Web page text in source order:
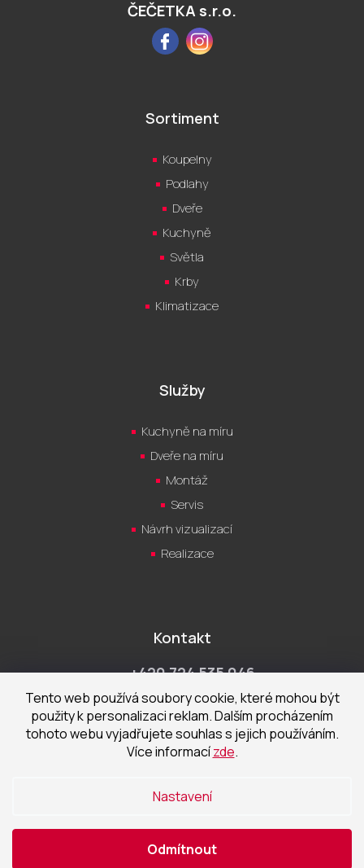
Tento web používá soubory cookie, které mohou být
použity k personalizaci reklam. Dalším procházením
tohoto webu vyjadřujete souhlas s jejich používáním.
Více informacízde.
Nastavení
Odmítnout
ČEČETKA s.r.o.
FacebookInstagram
Sortiment
Koupelny
Podlahy
Dveře
Kuchyně
Světla
Krby
Klimatizace
Služby
Kuchyně na míru
Dveře na míru
Montáž
Servis
Návrh vizualizací
Realizace
Kontakt
+420 724 535 046
Po-Pá 9:00 - 18:00 hod
obchod@cecetka.cz
370 01 České Budějovice